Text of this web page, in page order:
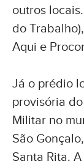
outros
do
Aqui e
Já o prédio
provisória
Militar no
São
Santa Rita.